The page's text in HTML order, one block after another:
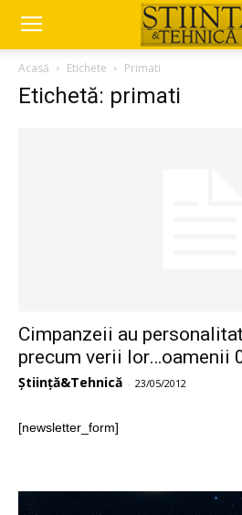
Acasă Etichete Primati
Etichetă: primati
Cimpanzeii au
precum verii lor…oamenii
Știință&Tehnică - 23/05/2012
[newsletter_form]